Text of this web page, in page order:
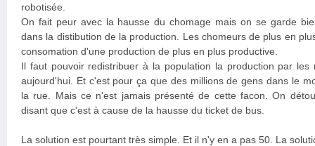
robotisée.
On fait peur avec la hausse du chomage mais on se garde
dans la distibution de la production. Les chomeurs de plus en
consomation d'une production de plus en plus productive.
Il faut pouvoir redistribuer à la population la production par
aujourd'hui. Et c'est pour ça que des millions de gens dans le
la rue. Mais ce n'est jamais présenté de cette facon. On
disant que c'est à cause de la hausse du ticket de bus.
La solution est pourtant très simple. Et il n'y en a pas 50. La